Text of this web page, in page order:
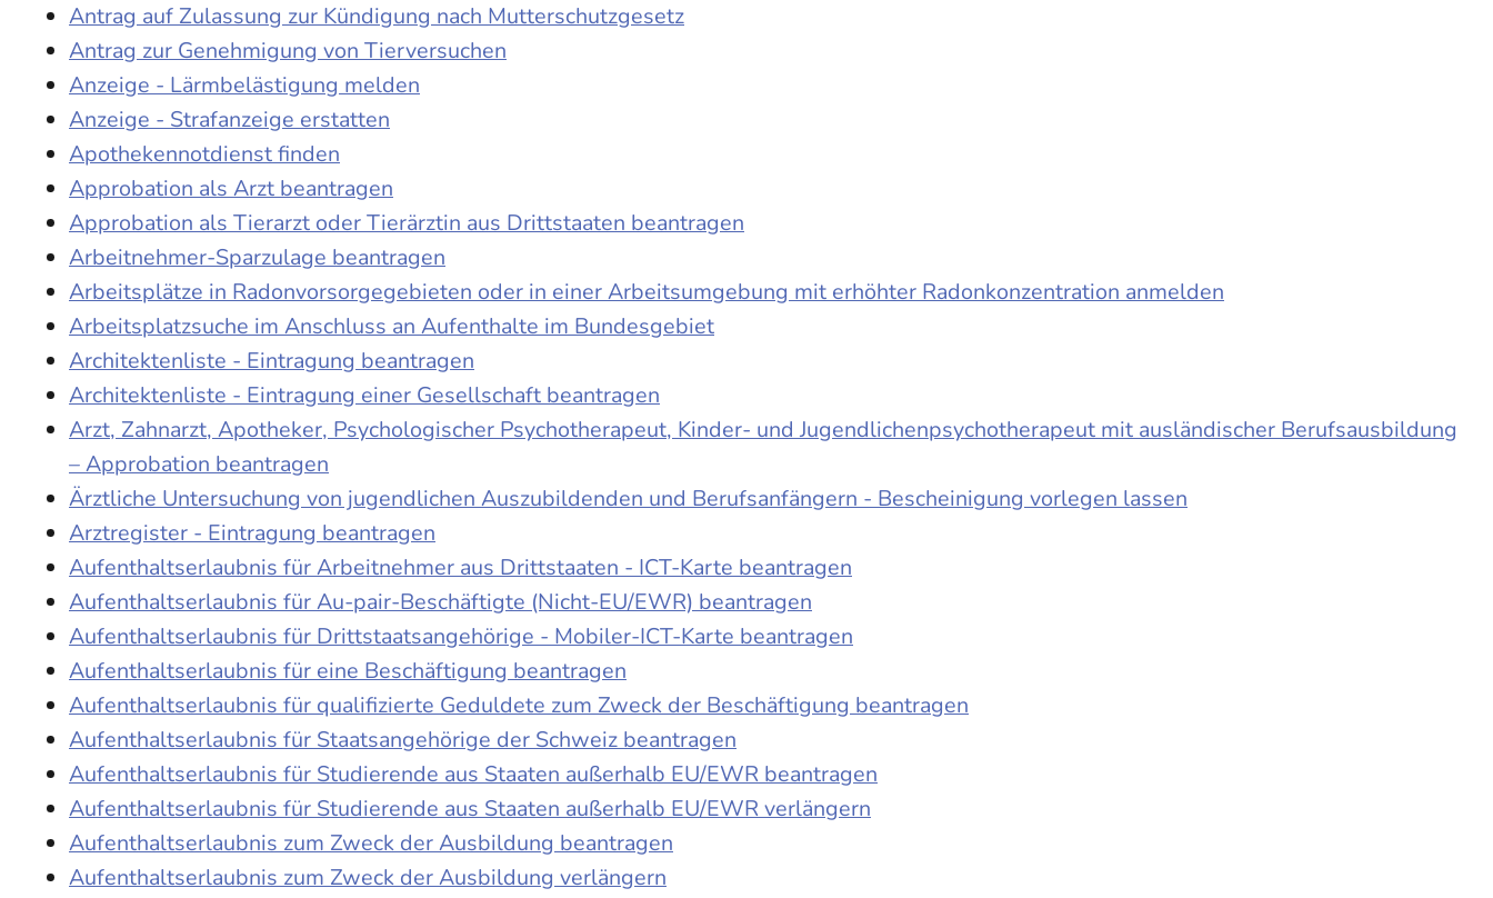
Antrag auf Zulassung zur Kündigung nach Mutterschutzgesetz
Antrag zur Genehmigung von Tierversuchen
Anzeige - Lärmbelästigung melden
Anzeige - Strafanzeige erstatten
Apothekennotdienst finden
Approbation als Arzt beantragen
Approbation als Tierarzt oder Tierärztin aus Drittstaaten beantragen
Arbeitnehmer-Sparzulage beantragen
Arbeitsplätze in Radonvorsorgegebieten oder in einer Arbeitsumgebung mit erhöhter Radonkonzentration anmelden
Arbeitsplatzsuche im Anschluss an Aufenthalte im Bundesgebiet
Architektenliste - Eintragung beantragen
Architektenliste - Eintragung einer Gesellschaft beantragen
Arzt, Zahnarzt, Apotheker, Psychologischer Psychotherapeut, Kinder- und Jugendlichenpsychotherapeut mit ausländischer Berufsausbildung
– Approbation beantragen
Ärztliche Untersuchung von jugendlichen Auszubildenden und Berufsanfängern - Bescheinigung vorlegen lassen
Arztregister - Eintragung beantragen
Aufenthaltserlaubnis für Arbeitnehmer aus Drittstaaten - ICT-Karte beantragen
Aufenthaltserlaubnis für Au-pair-Beschäftigte (Nicht-EU/EWR) beantragen
Aufenthaltserlaubnis für Drittstaatsangehörige - Mobiler-ICT-Karte beantragen
Aufenthaltserlaubnis für eine Beschäftigung beantragen
Aufenthaltserlaubnis für qualifizierte Geduldete zum Zweck der Beschäftigung beantragen
Aufenthaltserlaubnis für Staatsangehörige der Schweiz beantragen
Aufenthaltserlaubnis für Studierende aus Staaten außerhalb EU/EWR beantragen
Aufenthaltserlaubnis für Studierende aus Staaten außerhalb EU/EWR verlängern
Aufenthaltserlaubnis zum Zweck der Ausbildung beantragen
Aufenthaltserlaubnis zum Zweck der Ausbildung verlängern